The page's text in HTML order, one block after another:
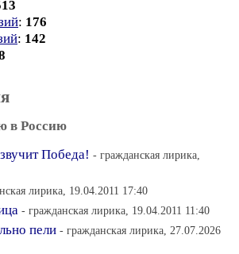
: 176
: 142
в Россию
Победа! - гражданская лирика,
лирика, 19.04.2011 17:40
- гражданская лирика, 19.04.2011 11:40
пели - гражданская лирика, 27.07.2026